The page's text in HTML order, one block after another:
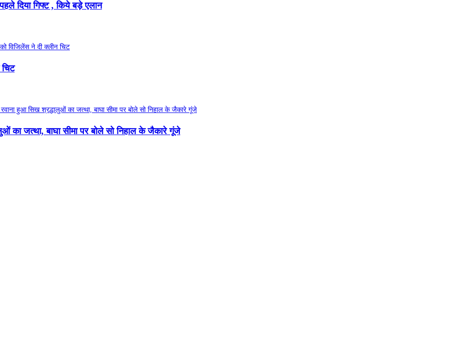
दिया गिफ्ट , किये बड़े एलान
का जत्था, बाघा सीमा पर बोले सो निहाल के जैकारे गूंजे